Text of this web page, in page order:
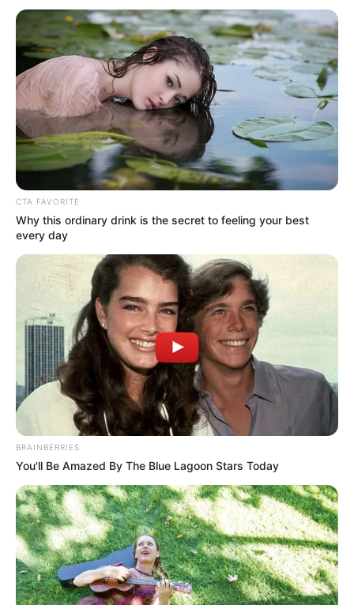
escuchamos un
grito extraño, y lo
que vi al entrar me
dejó sin palabras
CTA FAVORITE
Why this ordinary drink is the secret to feeling your best
every day
BRAINBERRIES
You'll Be Amazed By The Blue Lagoon Stars Today